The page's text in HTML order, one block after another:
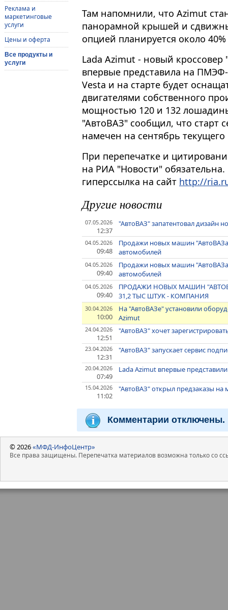
Реклама и
маркетинговые
услуги
Цены и оферта
Все продукты и
услуги
Там напомнили, что Azimut
панорамной крышей и
опцией планируется около
Lada Azimut - новый
впервые представила на
Vesta и на старте будет
двигателями собственного
мощностью 120 и 132
"АвтоВАЗ" сообщил, что старт
намечен на сентябрь текущего
При перепечатке и
на РИА "Новости"
гиперссылка на сайт http://
Другие новости
07.05.2026
12:37
"АвтоВАЗ" запатентовал дизайн
04.05.2026
09:48
Продажи новых машин
автомобилей
04.05.2026
09:40
Продажи новых машин
автомобилей
04.05.2026
09:40
ПРОДАЖИ НОВЫХ МАШИН
31,2 ТЫС ШТУК - КОМПАНИЯ
30.04.2026
10:00
На "АвтоВАЗе" установили
Azimut
24.04.2026
12:51
"АвтоВАЗ" хочет
23.04.2026
12:31
"АвтоВАЗ" запускает сервис
20.04.2026
07:49
Lada Azimut впервые
15.04.2026
11:02
"АвтоВАЗ" открыл предзаказы
Комментарии отключены.
© 2026«МФД-ИнфоЦентр»
Все права защищены. Перепечатка материалов возможна только со